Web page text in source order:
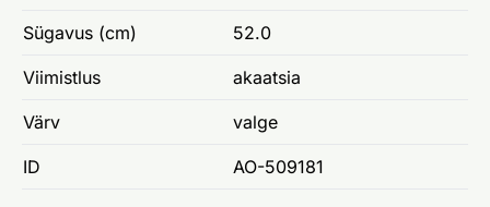
Sügavus (cm) 52.0
Viimistlus akaatsia
Värv valge
ID AO-509181